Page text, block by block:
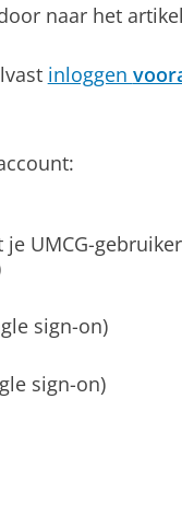
naar het
inloggen
UMCG-
sign-on)
sign-on)